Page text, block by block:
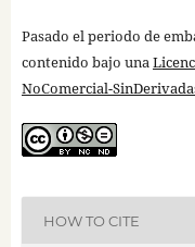
Pasado el periodo de
contenido bajo una
NoComercial-
HOW TO CITE